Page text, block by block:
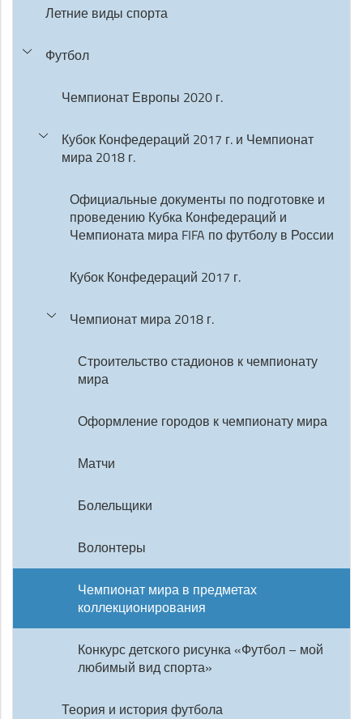
Летние виды спорта
Футбол
Чемпионат Европы 2020 г.
Кубок Конфедераций 2017 г. и Чемпионат
мира 2018 г.
Официальные документы по подготовке и
проведению Кубка Конфедераций и
Чемпионата мира FIFA по футболу в России
Кубок Конфедераций 2017 г.
Чемпионат мира 2018 г.
Строительство стадионов к чемпионату
мира
Оформление городов к чемпионату мира
Матчи
Болельщики
Волонтеры
Чемпионат мира в предметах
коллекционирования
Конкурс детского рисунка «Футбол – мой
любимый вид спорта»
Теория и история футбола